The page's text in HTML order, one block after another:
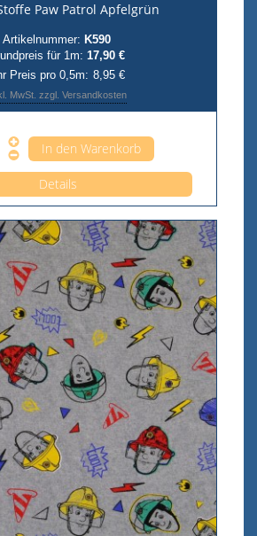
Paw Patrol Apfelgrün
Artikelnummer: K590
für 1m: 17,90 €
Preis pro 0,5m: 8,95 €
MwSt. zzgl. Versandkosten
Details